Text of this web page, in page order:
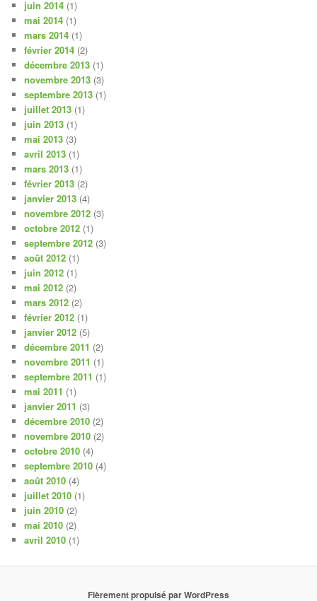
juin 2014 (1)
mai 2014 (1)
mars 2014 (1)
février 2014 (2)
décembre 2013 (1)
novembre 2013 (3)
septembre 2013 (1)
juillet 2013 (1)
juin 2013 (1)
mai 2013 (3)
avril 2013 (1)
mars 2013 (1)
février 2013 (2)
janvier 2013 (4)
novembre 2012 (3)
octobre 2012 (1)
septembre 2012 (3)
août 2012 (1)
juin 2012 (1)
mai 2012 (2)
mars 2012 (2)
février 2012 (1)
janvier 2012 (5)
décembre 2011 (2)
novembre 2011 (1)
septembre 2011 (1)
mai 2011 (1)
janvier 2011 (3)
décembre 2010 (2)
novembre 2010 (2)
octobre 2010 (4)
septembre 2010 (4)
août 2010 (4)
juillet 2010 (1)
juin 2010 (2)
mai 2010 (2)
avril 2010 (1)
Fièrement propulsé par WordPress